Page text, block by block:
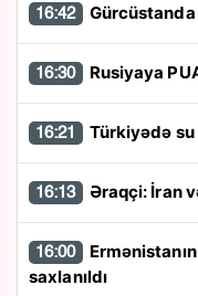
16:42
16:30 Rusiyaya
16:21 Türkiyədə
16:13 Əraqçi: İran
16:00
saxlanıldı